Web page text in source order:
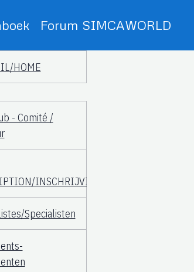
Forum SIMCAWORLD
HOME
- Comité /
INSCHRIJVING
Specialisten